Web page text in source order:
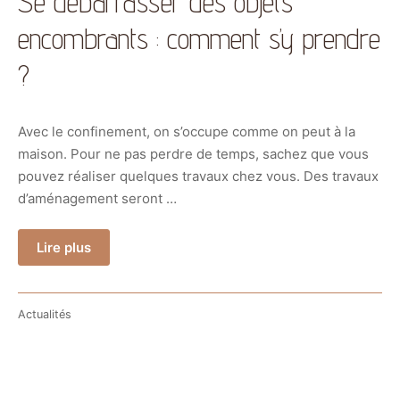
encombrants : comment s’y prendre
?
Avec le confinement, on s’occupe comme on peut à la
maison. Pour ne pas perdre de temps, sachez que vous
pouvez réaliser quelques travaux chez vous. Des travaux
d’aménagement seront …
Lire plus
Actualités